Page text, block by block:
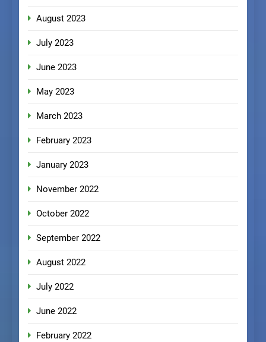
August 2023
July 2023
June 2023
May 2023
March 2023
February 2023
January 2023
November 2022
October 2022
September 2022
August 2022
July 2022
June 2022
February 2022